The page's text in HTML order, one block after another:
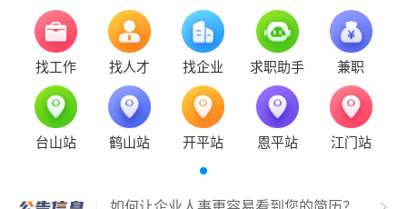
找工作 找人才 找企业 求职助手 兼职
台山站 鹤山站 开平站 恩平站 江门站